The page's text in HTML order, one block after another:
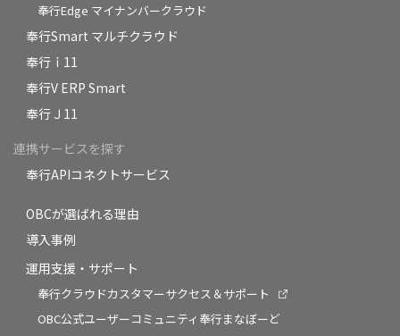
奉行Edge マイナンバークラウド
奉行Smart マルチクラウド
奉行ｉ11
奉行V ERP Smart
奉行Ｊ11
連携サービスを探す
奉行APIコネクトサービス
OBCが選ばれる理由
導入事例
運用支援・サポート
奉行クラウドカスタマーサクセス＆サポート
OBC公式ユーザーコミュニティ奉行まなぼーど